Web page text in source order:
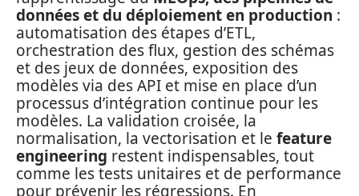
données et du déploiement en production :
automatisation des étapes d’ETL,
orchestration des flux, gestion des schémas
et des jeux de données, exposition des
modèles via des API et mise en place d’un
processus d’intégration continue pour les
modèles. La validation croisée, la
normalisation, la vectorisation et le feature
engineering restent indispensables, tout
comme les tests unitaires et de performance
pour prévenir les régressions. En